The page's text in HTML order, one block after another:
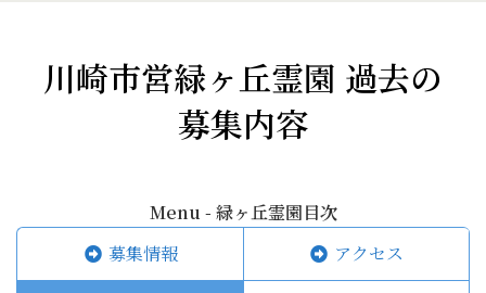
川崎市営緑ヶ丘霊園 過去の
募集内容
Menu - 緑ヶ丘霊園目次
募集情報
アクセス